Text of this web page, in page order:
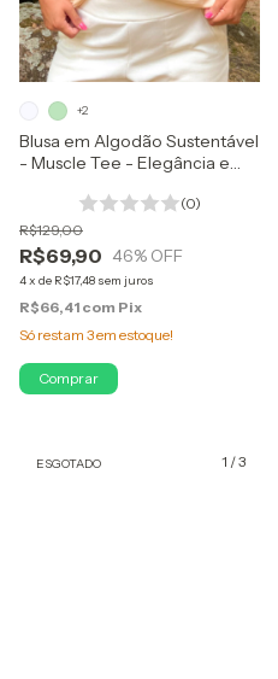
Blusa em Algodão Sustentável
- Muscle Tee - Elegância e
(0)
R$69,90
R$129,00
46% OFF
4x de R$17,48 sem juros
R$66,41 com Pix
Só restam 3em estoque!
+2
Comprar
1 /3
ESGOTADO